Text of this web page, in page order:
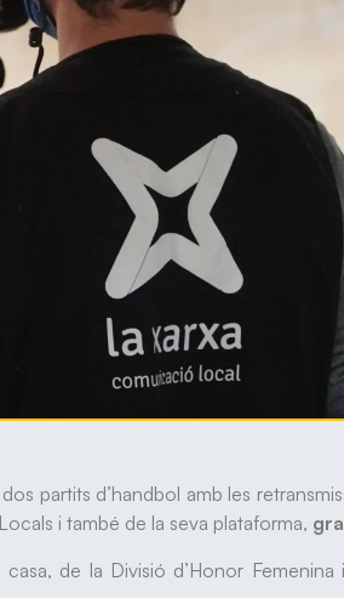
partits d’handbol amb les
i també de la seva plataforma,
de la Divisió d’Honor Femenina